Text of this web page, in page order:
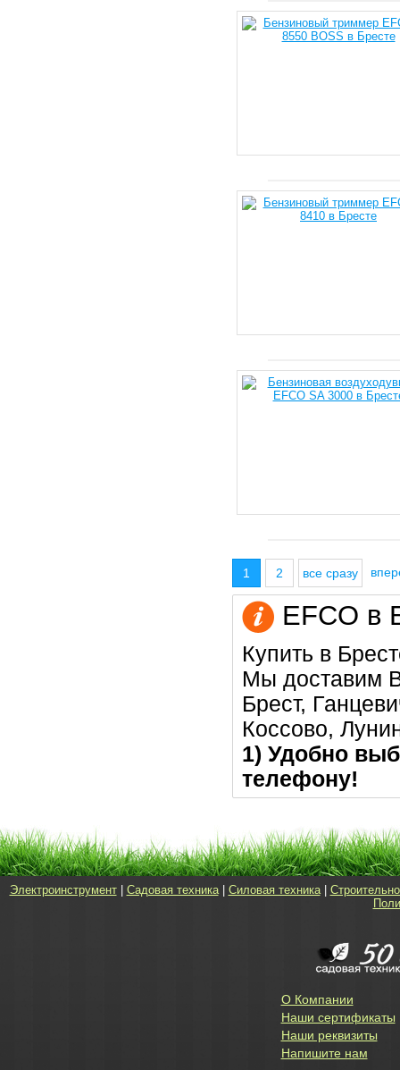
1 2 все сразу
EFCO в
Купить в
Мы доставим
Брест,
Коссово,
1) Удобно
телефону!
Электроинструмент| Садовая техника| Силовая техника|
О Компании
Наши сертификаты
Наши реквизиты
Напишите нам